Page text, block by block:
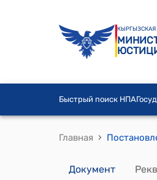
Быстрый поиск НПА
Главная ›
Документ